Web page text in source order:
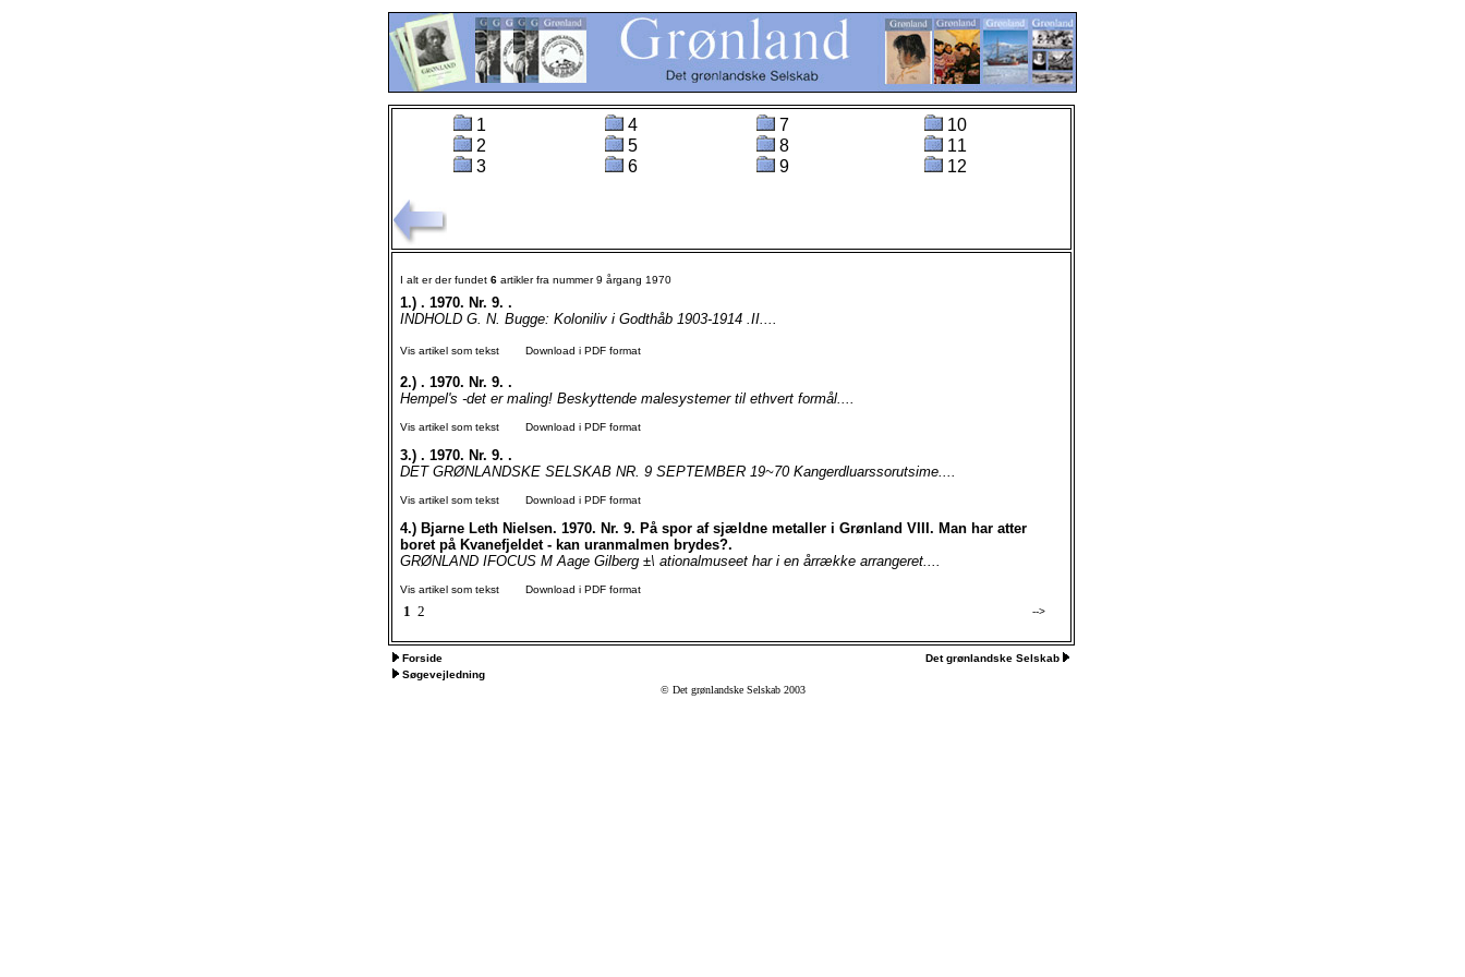
1
2
3
4
5
6
7
8
9
10
11
12
I alt er der fundet 6 artikler fra nummer 9 årgang 1970
1.) . 1970. Nr. 9. .
INDHOLD G. N. Bugge: Koloniliv i Godthåb 1903-1914 .II....
Vis artikel som tekst Download i PDF format
2.) . 1970. Nr. 9. .
Hempel's -det er maling! Beskyttende malesystemer til ethvert formål....
Vis artikel som tekst Download i PDF format
3.) . 1970. Nr. 9. .
DET GRØNLANDSKE SELSKAB NR. 9 SEPTEMBER 19~70 Kangerdluarssorutsime....
Vis artikel som tekst Download i PDF format
4.) Bjarne Leth Nielsen. 1970. Nr. 9. På spor af sjældne metaller i Grønland VIII. Man har atter
boret på Kvanefjeldet - kan uranmalmen brydes?.
GRØNLAND IFOCUS M Aage Gilberg ±\ ationalmuseet har i en årrække arrangeret....
Vis artikel som tekst Download i PDF format
1 2 -->
Forside
Det grønlandske Selskab
Søgevejledning
© Det grønlandske Selskab 2003